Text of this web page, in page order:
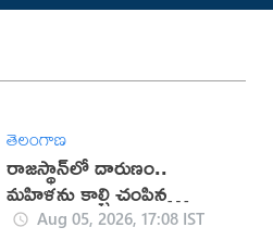
తెలంగాణ
రాజస్థాన్‌లో దారుణం..
మహిళను కాల్చి చంపిన
యువకుడు (వీడియో)
Aug 05, 2026, 17:08 IST